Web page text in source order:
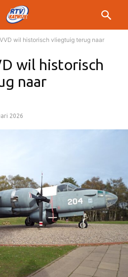
wil historisch vliegtuig terug naar
wil historisch
naar
2026